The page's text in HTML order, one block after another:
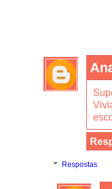
Respostas